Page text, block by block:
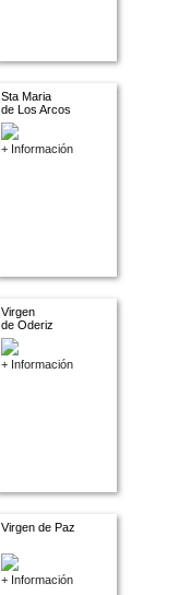
Sta Maria
de Los Arcos
+ Información
Virgen
de Oderiz
+ Información
Virgen de Paz
+ Información